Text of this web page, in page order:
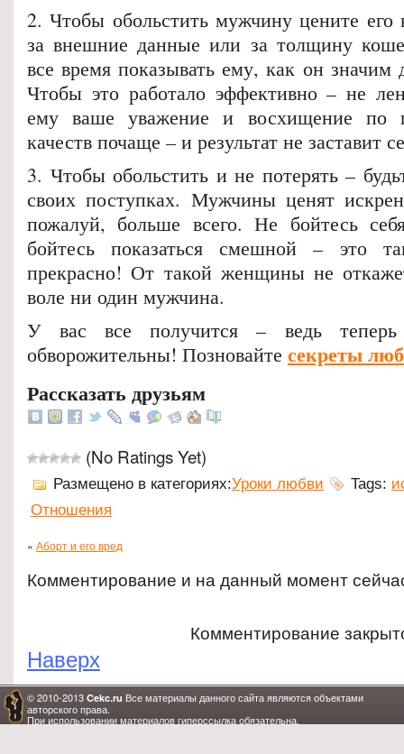
2. Чтобы обольстить мужчину цените его
за внешние данные или за толщину
все время показывать ему, как он значим
Чтобы это работало эффективно – не
ему ваше уважение и восхищение по
качеств почаще – и результат не заставит
3. Чтобы обольстить и не потерять –
своих поступках. Мужчины ценят
пожалуй, больше всего. Не бойтесь
бойтесь показаться смешной – это
прекрасно! От такой женщины не
воле ни один мужчина.
У вас все получится – ведь
обворожительны! Позновайте секреты
Рассказать друзьям
(No Ratings Yet)
Размещено в категориях:Уроки любви Tags:
Отношения
« Аборт и его вред
Комментирование и на данный момент
Комментирование
Наверх
© 2010-2013 Cekc.ru Все материалы данного сайта являются объектами
авторского права.
При использовании материалов гиперссылка обязательна.